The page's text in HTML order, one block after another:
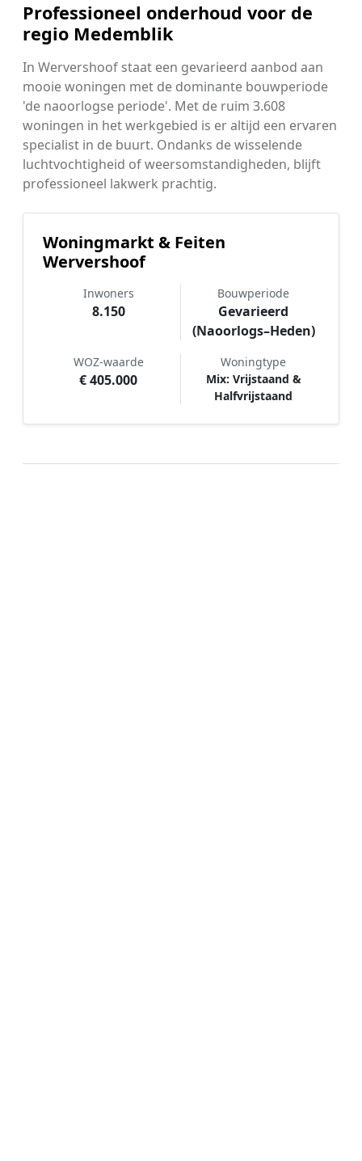
Professioneel onderhoud voor de
regio Medemblik
In Wervershoof staat een gevarieerd aanbod aan
mooie woningen met de dominante bouwperiode
'de naoorlogse periode'. Met de ruim 3.608
woningen in het werkgebied is er altijd een ervaren
specialist in de buurt. Ondanks de wisselende
luchtvochtigheid of weersomstandigheden, blijft
professioneel lakwerk prachtig.
Woningmarkt & Feiten
Wervershoof
Inwoners
8.150
Bouwperiode
Gevarieerd
(Naoorlogs–Heden)
WOZ-waarde
€ 405.000
Woningtype
Mix: Vrijstaand &
Halfvrijstaand